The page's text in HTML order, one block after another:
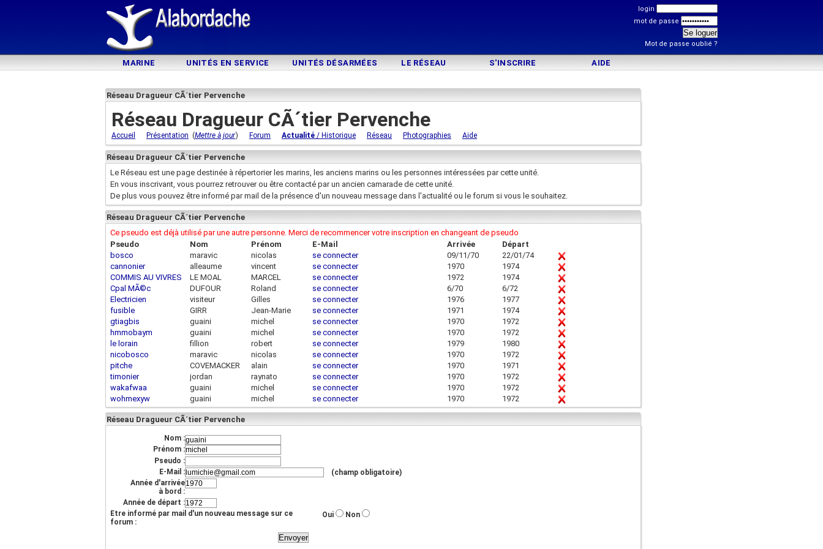
login
mot de passe
Mot de passe oublié ?
MARINE UNITÉS EN SERVICE UNITÉS DÉSARMÉES LE RÉSEAU S'INSCRIRE AIDE
Réseau Dragueur CÃ´tier Pervenche
Réseau Dragueur CÃ´tier Pervenche
Accueil Présentation (Mettre à jour) Forum Actualité / Historique Réseau Photographies Aide
Réseau Dragueur CÃ´tier Pervenche
Le Réseau est une page destinée à répertorier les marins, les anciens marins ou les personnes intéressées par cette unité.
En vous inscrivant, vous pourrez retrouver ou être contacté par un ancien camarade de cette unité.
De plus vous pouvez être informé par mail de la présence d'un nouveau message dans l'actualité ou le forum si vous le souhaitez.
Réseau Dragueur CÃ´tier Pervenche
Ce pseudo est déjà utilisé par une autre personne. Merci de recommencer votre inscription en changeant de pseudo
Pseudo
Nom Prénom E-Mail Arrivée
Départ
bosco
maravic nicolas se connecter 09/11/70
22/01/74
cannonier
alleaume vincent se connecter 1970
1974
COMMIS AU VIVRES
LE MOAL MARCEL se connecter 1972
1974
Cpal MÃ©c
DUFOUR Roland se connecter 6/70
6/72
Electricien
visiteur
86.215.21.121
Gilles se connecter 1976
1977
fusible
GIRR Jean-Marie se connecter 1971
1974
gtiagbis
guaini michel se connecter 1970
1972
hmmobaym
guaini michel se connecter 1970
1972
le lorain
fillion robert se connecter 1979
1980
nicobosco
maravic nicolas se connecter 1970
1972
pitche
COVEMACKER
alain
alain se connecter 1970
1971
timonier
jordan raynato se connecter 1970
1972
wakafwaa
guaini michel se connecter 1970
1972
wohmexyw
guaini michel se connecter 1970 1972
Réseau Dragueur CÃ´tier Pervenche
Nom :
Prénom :
Pseudo :
E-Mail :
(champ obligatoire)
Année d'arrivée
à bord :
Année de départ :
Etre informé par mail d'un nouveau message sur ce
forum :
Oui Non